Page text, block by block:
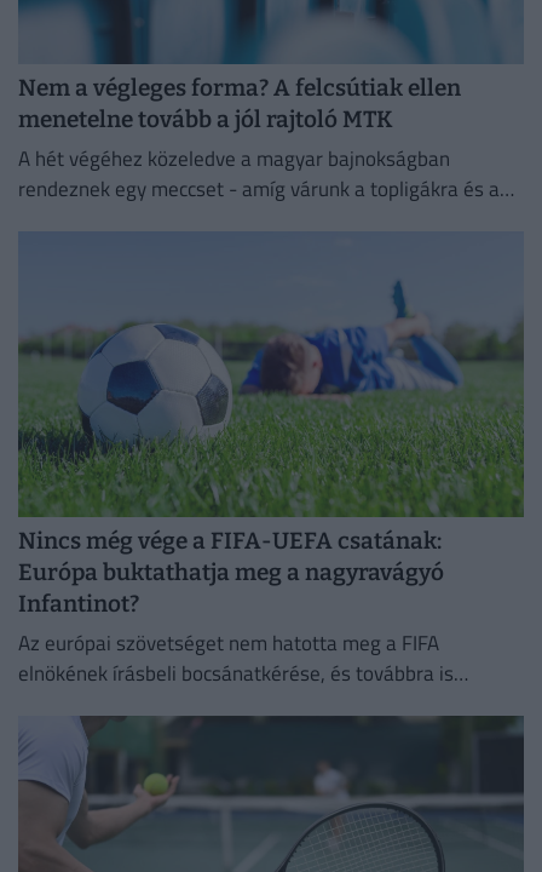
Nem a végleges forma? A felcsútiak ellen
menetelne tovább a jól rajtoló MTK
A hét végéhez közeledve a magyar bajnokságban
rendeznek egy meccset - amíg várunk a topligákra és a
Nincs még vége a FIFA-UEFA csatának:
Európa buktathatja meg a nagyravágyó
Infantinot?
Az európai szövetséget nem hatotta meg a FIFA
elnökének írásbeli bocsánatkérése, és továbbra is